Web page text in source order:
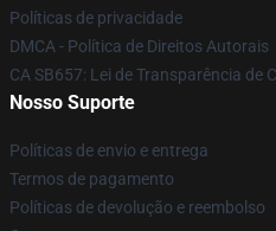
Políticas de privacidade
DMCA - Política de Direitos Autorais
CA SB657: Lei de Transparência de
Nosso Suporte
Políticas de envio e entrega
Termos de pagamento
Políticas de devolução e reembolso